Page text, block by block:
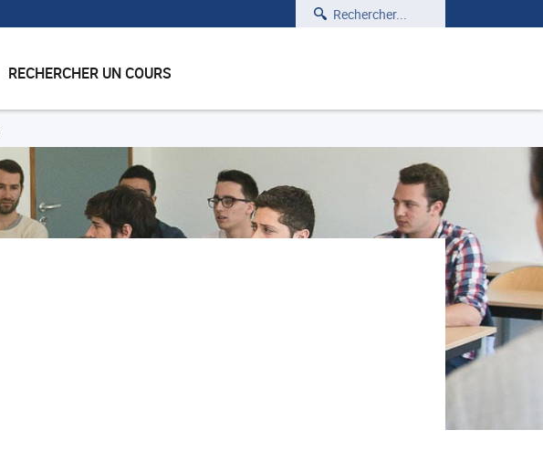
Rechercher
RECHERCHER UN COURS